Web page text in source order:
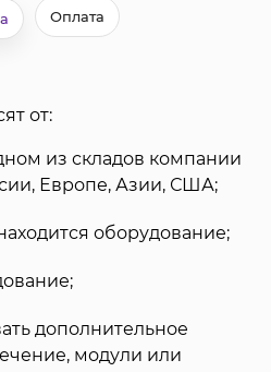
Оплата
от:
из складов компании
Европе, Азии, США;
оборудование;
дополнительное
модули или